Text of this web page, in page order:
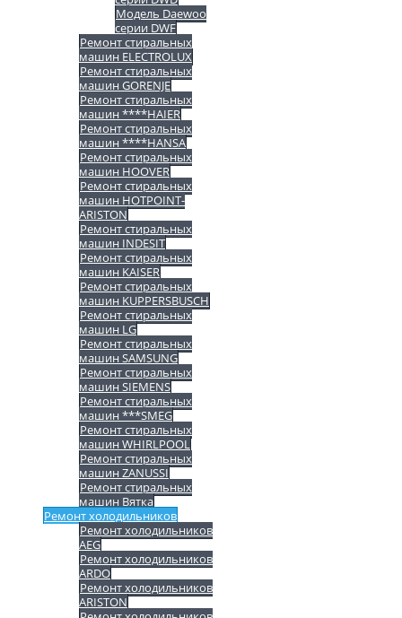
Модель Daewoo
серии DWF
Ремонт стиральных
машин ELECTROLUX
Ремонт стиральных
машин GORENJE
Ремонт стиральных
машин ****HAIER
Ремонт стиральных
машин ****HANSA
Ремонт стиральных
машин HOOVER
Ремонт стиральных
машин HOTPOINT-
ARISTON
Ремонт стиральных
машин INDESIT
Ремонт стиральных
машин KAISER
Ремонт стиральных
машин KUPPERSBUSCH
Ремонт стиральных
машин LG
Ремонт стиральных
машин SAMSUNG
Ремонт стиральных
машин SIEMENS
Ремонт стиральных
машин ***SMEG
Ремонт стиральных
машин WHIRLPOOL
Ремонт стиральных
машин ZANUSSI
Ремонт стиральных
машин Вятка
Ремонт холодильников
Ремонт холодильников
AEG
Ремонт холодильников
ARDO
Ремонт холодильников
ARISTON